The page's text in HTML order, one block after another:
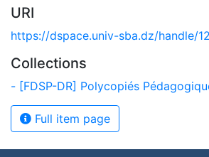
URI
https://dspace.univ-sba.dz/handle/
Collections
- [FDSP-DR] Polycopiés
Full item page